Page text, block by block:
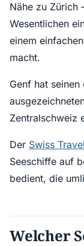
Nähe zu Zürich
Wesentlichen
einem
macht.
Genf hat
Zentralschweiz
Der Swiss
Seeschiffe auf
bedient, die
Welcher